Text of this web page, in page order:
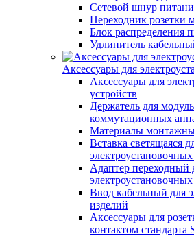
Сетевой шнур
Переходник розетки
Блок распределения
Удлинитель
Аксессуары для
Аксессуары для
устройств
Держатель для
коммутационных
Материалы
Вставка светящаяся
Адаптер переходный
Ввод кабельный для
изделий
Аксессуары для
контактом стандарта